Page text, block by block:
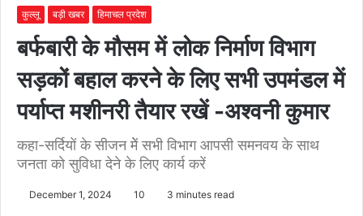
कुल्लू बड़ी खबर हिमाचल प्रदेश
बर्फबारी के मौसम में लोक निर्माण विभाग
सड़कों बहाल करने के लिए सभी उपमंडल में
पर्याप्त मशीनरी तैयार रखें -अश्वनी कुमार
कहा-सर्दियों के सीजन मेें सभी विभाग आपसी समनवय के साथ
जनता को सुविधा देने के लिए कार्य करें
December 1, 2024 10 3 minutes read